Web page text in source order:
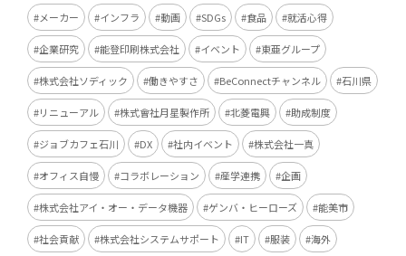
メーカー インフラ 動画 SDGs 食品 就活心得
企業研究 能登印刷株式会社 イベント 東亜グループ
株式会社ソディック 働きやすさ BeConnectチャンネル 石川県
リニューアル 株式會社月星製作所 北菱電興 助成制度
ジョブカフェ石川 DX 社内イベント 株式会社一真
オフィス自慢 コラボレーション 産学連携 企画
株式会社アイ・オー・データ機器 ゲンバ・ヒーローズ 能美市
社会貢献 株式会社システムサポート IT 服装 海外